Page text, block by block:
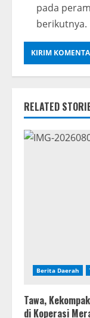
pada
berikutnya.
RELATED
Berita Daerah
Tawa,
di Koperasi